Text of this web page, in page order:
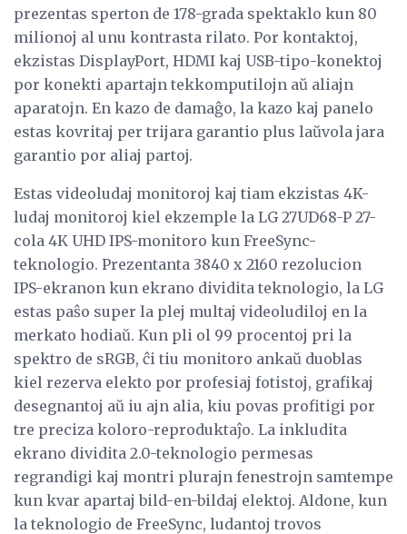
prezentas sperton de 178-grada spektaklo kun 80
milionoj al unu kontrasta rilato. Por kontaktoj,
ekzistas DisplayPort, HDMI kaj USB-tipo-konektoj
por konekti apartajn tekkomputilojn aŭ aliajn
aparatojn. En kazo de damaĝo, la kazo kaj panelo
estas kovritaj per trijara garantio plus laŭvola jara
garantio por aliaj partoj.
Estas videoludaj monitoroj kaj tiam ekzistas 4K-
ludaj monitoroj kiel ekzemple la LG 27UD68-P 27-
cola 4K UHD IPS-monitoro kun FreeSync-
teknologio. Prezentanta 3840 x 2160 rezolucion
IPS-ekranon kun ekrano dividita teknologio, la LG
estas paŝo super la plej multaj videoludiloj en la
merkato hodiaŭ. Kun pli ol 99 procentoj pri la
spektro de sRGB, ĉi tiu monitoro ankaŭ duoblas
kiel rezerva elekto por profesiaj fotistoj, grafikaj
desegnantoj aŭ iu ajn alia, kiu povas profitigi por
tre preciza koloro-reproduktaĵo. La inkludita
ekrano dividita 2.0-teknologio permesas
regrandigi kaj montri plurajn fenestrojn samtempe
kun kvar apartaj bild-en-bildaj elektoj. Aldone, kun
la teknologio de FreeSync, ludantoj trovos